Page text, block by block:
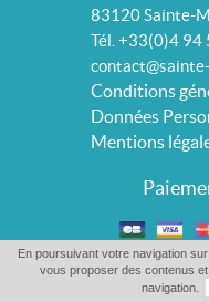
83120 Sainte-
Tél. +33(0)4 94
Conditions
Données
Mentions
En poursuivant votre navigation
vous proposer des contenus
navigation.